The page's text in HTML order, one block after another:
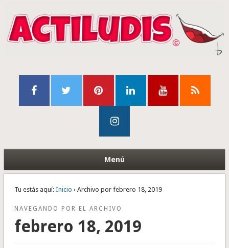
Menú
Tu estás aquí: Inicio › Archivo por febrero 18, 2019
NAVEGANDO POR EL ARCHIVO
febrero 18, 2019